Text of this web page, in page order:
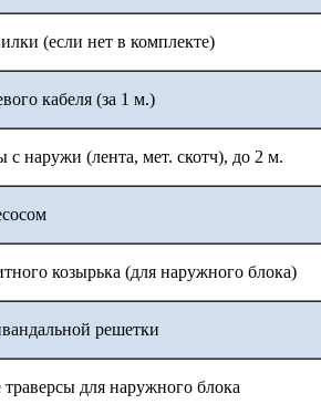
(если нет в комплекте)
кабеля (за 1 м.)
с наружи (лента, мет. скотч), до 2 м.
козырька (для наружного блока)
решетки
для наружного блока